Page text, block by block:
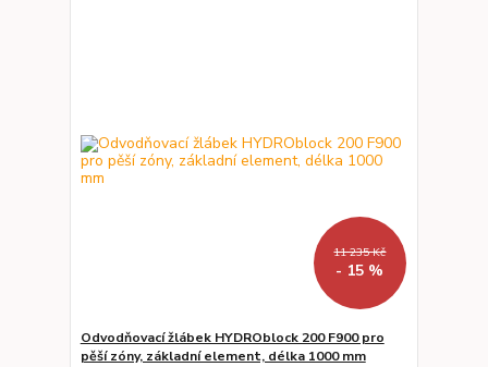
11 235 Kč
- 15 %
Odvodňovací žlábek HYDROblock 200 F900 pro
pěší zóny, základní element, délka 1000 mm